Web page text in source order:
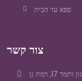
ספא עד הבית
צור קשר
17, רמת גן